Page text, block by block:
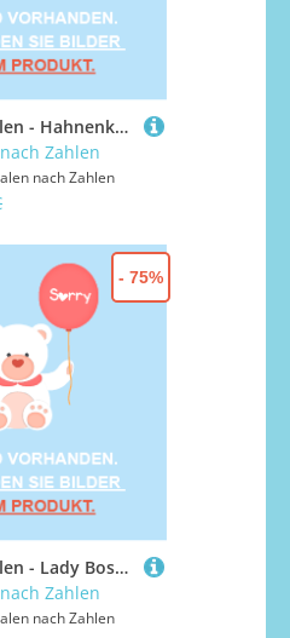
Malen nach Zahlen - Hahnenkopf, mit Rahmen
Zahlen
nach Zahlen
Malen nach Zahlen - Lady Boss Portrait - 15, mit Rahmen
Zahlen
nach Zahlen
- 75%